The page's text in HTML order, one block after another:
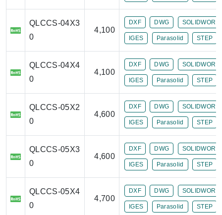
QLCCS-04X3
0
4,100
DXF DWG
IGES Parasolid STEP
QLCCS-04X4
0
4,100
DXF DWG
IGES Parasolid STEP
QLCCS-05X2
0
4,600
DXF DWG
IGES Parasolid STEP
QLCCS-05X3
0
4,600
DXF DWG
IGES Parasolid STEP
QLCCS-05X4
0
4,700
DXF DWG
IGES Parasolid STEP